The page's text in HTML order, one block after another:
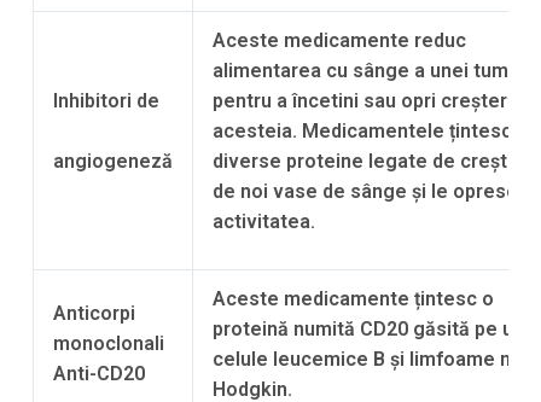
Inhibitori de
angiogeneză
Aceste medicamente reduc
alimentarea cu sânge a unei tumori
pentru a încetini sau opri creșterea
acesteia. Medicamentele țintesc
diverse proteine legate de
de noi vase de sânge și le opresc
activitatea.
Anticorpi
monoclonali
Anti-CD20
Aceste medicamente țintesc o
proteină numită CD20 găsită pe
celule leucemice B și limfoame non-
Hodgkin.